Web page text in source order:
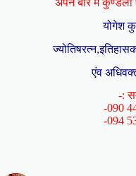
अपने बारे में कुण्डली
योगेश
एंव
-:
-090
-094